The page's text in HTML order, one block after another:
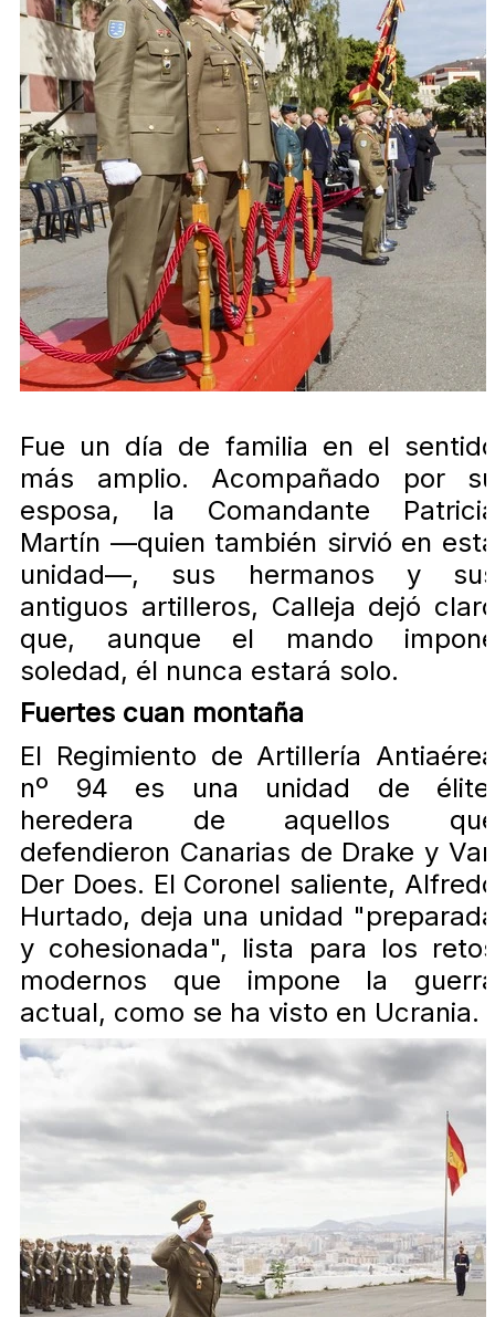
Fue un día de familia en el
más amplio. Acompañado por
esposa, la Comandante
Martín —quien también sirvió en
unidad—, sus hermanos y
antiguos artilleros, Calleja dejó
que, aunque el mando
soledad, él nunca estará solo.
Fuertes cuan montaña
El Regimiento de Artillería
nº 94 es una unidad de
heredera de aquellos
defendieron Canarias de Drake y
Der Does. El Coronel saliente,
Hurtado, deja una unidad
y cohesionada", lista para los
modernos que impone la
actual, como se ha visto en Ucrania.